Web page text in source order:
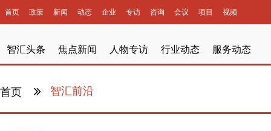
首页 政策 新闻 动态 企业 专访 咨询 会议 项目 视频
智汇头条 焦点新闻 人物专访 行业动态 服务动态
首页 智汇前沿